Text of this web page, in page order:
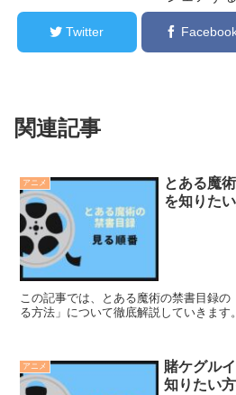
Twitter
関連記事
アニメ
とある魔
を知りた
この記事では、とある魔術の禁書目録
る方法」について徹底解説していきます。
アニメ
賭ケグル
知りたい